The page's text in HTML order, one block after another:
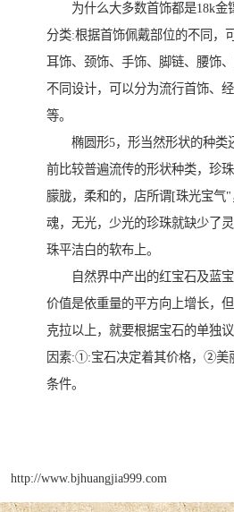
为什么大多数首饰都是18k金
分类:根据首饰佩戴部位的不同，
耳饰、颈饰、手饰、脚链、腰饰
不同设计，可以分为流行首饰、
等。
椭圆形5，形当然形状的种类
前比较普遍流传的形状种类，珍
朦胧，柔和的，店所谓[珠光宝气
魂，无光，少光的珍珠就缺少了
珠平洁白的软布上。
自然界中产出的红宝石及蓝宝
价值是依重量的平方向上增长，
克拉以上，就要根据宝石的单独
因素:①:宝石决定着其价格，②美
条件。
http://www.bjhuangjia999.com